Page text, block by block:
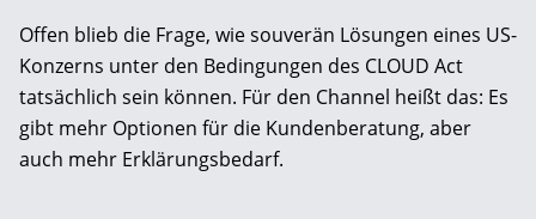
Offen blieb die Frage, wie souverän Lösungen eines US-
Konzerns unter den Bedingungen des CLOUD Act
tatsächlich sein können. Für den Channel heißt das: Es
gibt mehr Optionen für die Kundenberatung, aber
auch mehr Erklärungsbedarf.